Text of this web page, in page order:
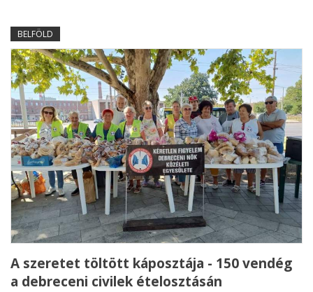
BELFÖLD
A szeretet töltött káposztája - 150 vendég
a debreceni civilek ételosztásán